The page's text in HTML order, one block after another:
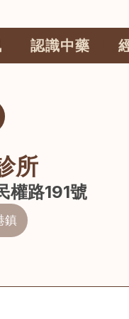
認識中藥
所
權路191號
鎮